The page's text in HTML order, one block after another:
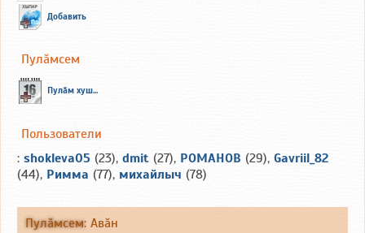
Добавить
Пулăмсем
Пулăм хуш...
Пользователи
: shokleva05 (23), dmit (27), РОМАНОВ (29), Gavriil_82
(44), Римма (77), михайлыч (78)
Пулăмсем: Авăн